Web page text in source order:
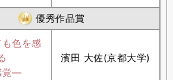
優秀作品賞
色を感
覚―
濱田 大佐(京都大学)